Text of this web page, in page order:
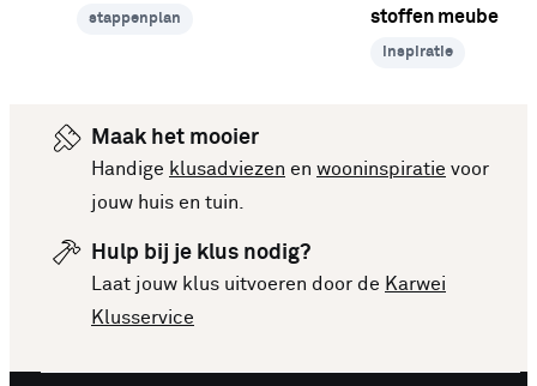
stappenplan
stoffen meubels
inspiratie
Maak het mooier
Handige klusadviezen en wooninspiratie voor
jouw huis en tuin.
Hulp bij je klus nodig?
Laat jouw klus uitvoeren door de Karwei
Klusservice